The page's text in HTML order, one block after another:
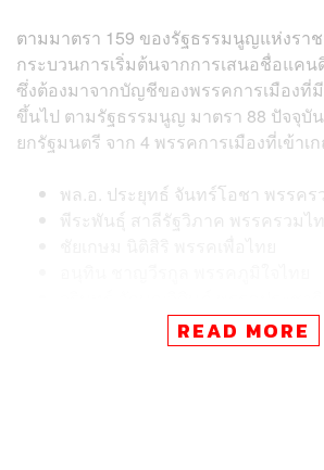
ตามมาตรา 159 ของรัฐธรรมนูญแห่งรา
กระบวนการเริ่มต้นจากการเสนอชื่อแค
ซึ่งต้องมาจากบัญชีของพรรคการเมืองที่
ขึ้นไป ตามรัฐธรรมนูญ มาตรา 88 ปัจจุบั
ยกรัฐมนตรี จาก 4 พรรคการเมืองที่เข้า
พล.อ. ประยุทธ์ จันทร์โอชา พรรคร
พีระพันธุ์ สาลีรัฐวิภาค พรรครวมไ
READ MORE